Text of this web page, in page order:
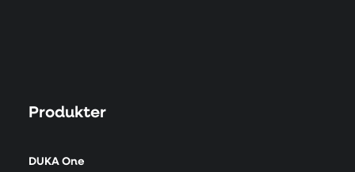
Produkter
DUKA One